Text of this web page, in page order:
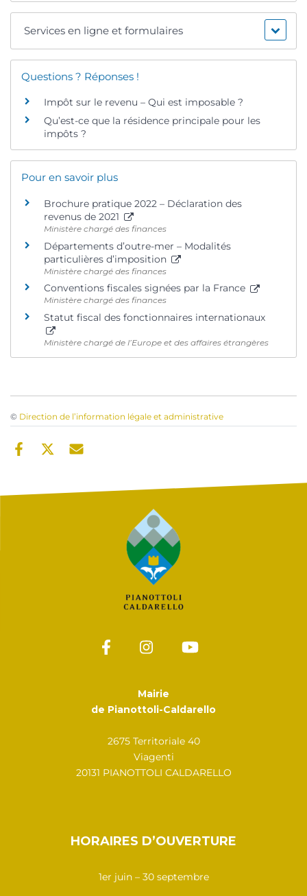
Services en ligne et formulaires
Questions ? Réponses !
Impôt sur le revenu – Qui est imposable ?
Qu’est-ce que la résidence principale pour les
impôts ?
Pour en savoir plus
Brochure pratique 2022 – Déclaration des
revenus de 2021
Ministère chargé des finances
Départements d’outre-mer – Modalités
particulières d’imposition
Ministère chargé des finances
Conventions fiscales signées par la France
Ministère chargé des finances
Statut fiscal des fonctionnaires internationaux
Ministère chargé de l’Europe et des affaires étrangères
© Direction de l’information légale et administrative
Mairie
de Pianottoli-Caldarello
2675 Territoriale 40
Viagenti
20131 PIANOTTOLI CALDARELLO
HORAIRES D’OUVERTURE
1er juin – 30 septembre